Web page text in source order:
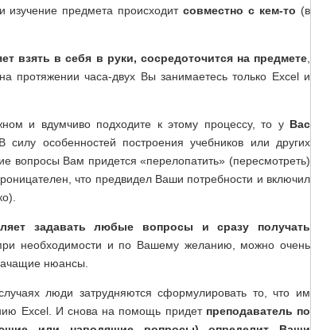
изучение предмета происходитсовместно с кем-то (в
взять в себя в руки, сосредоточится на предмете,
протяжении часа-двух Вы занимаетесь только Excel и
и вдумчиво подходите к этому процессу, то у Вас
силу особенностей построения учебников или других
вопросы Вам придется «перелопатить» (пересмотреть)
что предвидел Ваши потребности и включил
задавать любые вопросы и сразу получать
необходимости и по Вашему желанию, можно очень
нюансы.
люди затрудняются сформулировать то, что им
Excel. И снова на помощь придет преподаватель по